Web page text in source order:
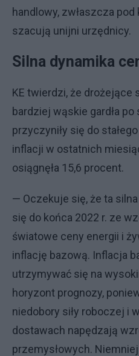
handlowy, zwłaszcza
szacują unijni urzędnicy.
Silna dynamika
KE twierdzi, że drożejące
bardziej wąskie gardła
przyczyniły się do
inflacji w ostatnich
osiągnęła 15,6 procent.
— Oczekuje się, że ta
się do końca 2022 r. ze
światowe ceny energii i
inflację bazową. Inflacja
utrzymywać się na
horyzont prognozy,
niedobory siły roboczej i
dostawach napędzają
przemysłowych.